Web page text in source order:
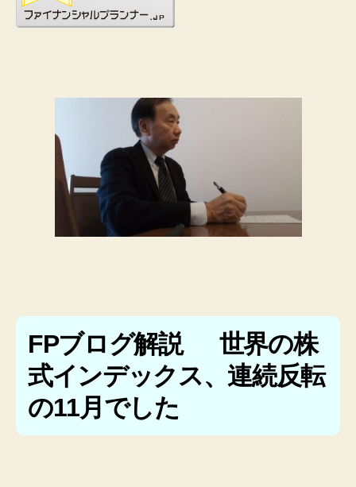
FPブログ解説 世界の株
式インデックス、連続反転
の11月でした